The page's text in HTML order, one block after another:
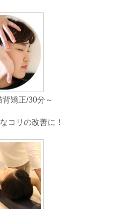
矯正/30分～
コリの改善に！